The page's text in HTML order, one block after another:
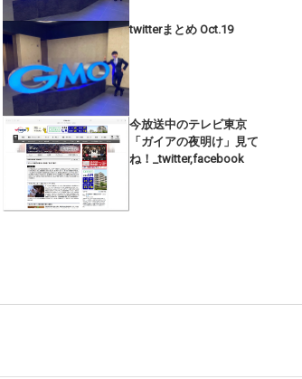
twitterまとめ Oct.19
今放送中のテレビ東京
「ガイアの夜明け」見て
ね！_twitter,facebook